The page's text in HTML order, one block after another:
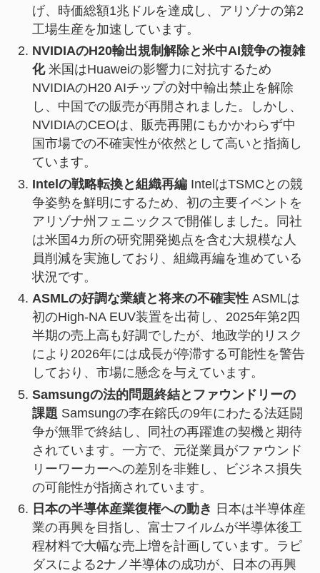
げ、時価総額1兆ドルを達成し、アリゾナの第2
工場生産を加速しています。
NVIDIAのH20輸出規制解除と米中AI競争の複雑
化米国はHuaweiの影響力に対抗するため
NVIDIAのH20 AIチップの対中輸出禁止を解除
し、中国での販売が再開されました。しかし、
NVIDIAのCEOは、販売再開にもかかわらず中
国市場での不確実性が依然として高いと指摘し
ています。
Intelの戦略転換と組織再編IntelはTSMCとの競
争姿勢を鮮明にするため、初の主要イベントを
アリゾナ州フェニックスで開催しました。同社
は米国4カ所の研究開発拠点を含む大規模な人
員削減を実施しており、組織再編を進めている
状況です。
ASMLの好調な業績と将来の不確実性ASMLは
初のHigh-NA EUV装置を出荷し、2025年第2四
半期の売上高も好調でしたが、地政学的リスク
により2026年には成長が停滞する可能性を警告
しており、市場に懸念を与えています。
Samsungの法的問題終結とファウンドリーの
課題 Samsungの李在鎔氏の9年にわたる法廷闘
争が無罪で終結し、同社の再躍進の契機と期待
されています。一方で、元従業員がファウンド
リーワーカーへの差別を非難し、ビジネス損失
の可能性が指摘されています。
日本の半導体産業復権への動き 日本は半導体産
業の再興を目指し、富士フイルムが半導体後工
程材料で大幅な売上増を計画しています。ラピ
ダスによる2ナノ半導体の成功が、日本の再興